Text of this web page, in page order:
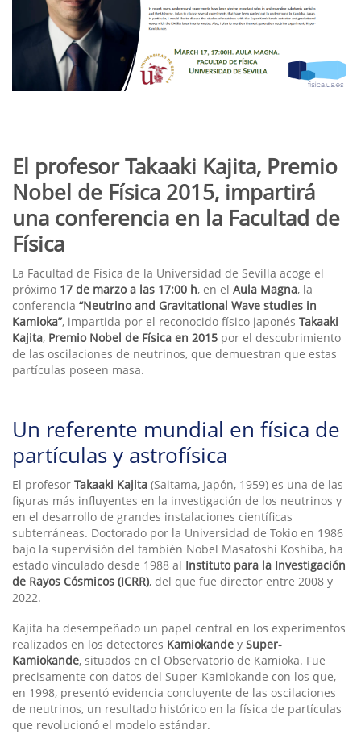
El profesor Takaaki Kajita, Premio
Nobel de Física 2015, impartirá
una conferencia en la Facultad de
Física
La Facultad de Física de la Universidad de Sevilla acoge el
próximo 17 de marzo a las 17:00 h, en el Aula Magna, la
conferencia “Neutrino and Gravitational Wave studies in
Kamioka”, impartida por el reconocido físico japonés Takaaki
Kajita, Premio Nobel de Física en 2015 por el descubrimiento
de las oscilaciones de neutrinos, que demuestran que estas
partículas poseen masa.
Un referente mundial en física de
partículas y astrofísica
El profesor Takaaki Kajita (Saitama, Japón, 1959) es una de las
figuras más influyentes en la investigación de los neutrinos y
en el desarrollo de grandes instalaciones científicas
subterráneas. Doctorado por la Universidad de Tokio en 1986
bajo la supervisión del también Nobel Masatoshi Koshiba, ha
estado vinculado desde 1988 al Instituto para la Investigación
de Rayos Cósmicos (ICRR), del que fue director entre 2008 y
2022.
Kajita ha desempeñado un papel central en los experimentos
realizados en los detectores Kamiokande y Super-
Kamiokande, situados en el Observatorio de Kamioka. Fue
precisamente con datos del Super-Kamiokande con los que,
en 1998, presentó evidencia concluyente de las oscilaciones
de neutrinos, un resultado histórico en la física de partículas
que revolucionó el modelo estándar.